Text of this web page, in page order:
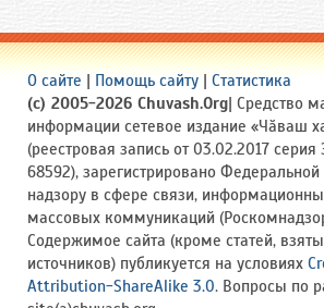
О сайте | Помощь сайту | Статистика
(c) 2005-2026 Chuvash.Org| Средство
информации сетевое издание «Чӑваш
(реестровая запись от 03.02.2017
68592), зарегистрировано
надзору в сфере связи,
массовых коммуникаций
Содержимое сайта (кроме статей,
источников) публикуется на условиях
Attribution-ShareAlike 3.0. Вопросы по